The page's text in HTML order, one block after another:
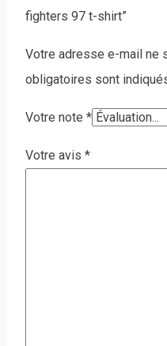
fighters 97 t-shirt”
Votre adresse e-mail ne
obligatoires sont
Votre note *
Votre avis *